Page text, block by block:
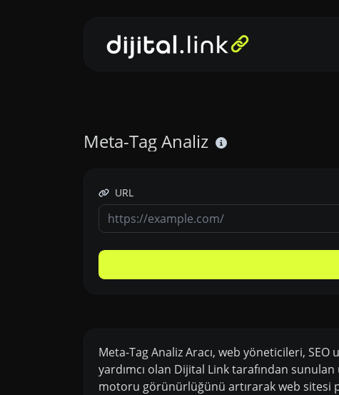
Meta-Tag Analiz
URL
Meta-Tag Analiz Aracı, web yöneticileri,
yardımcı olan Dijital Link tarafından
motoru görünürlüğünü artırarak web sitesi